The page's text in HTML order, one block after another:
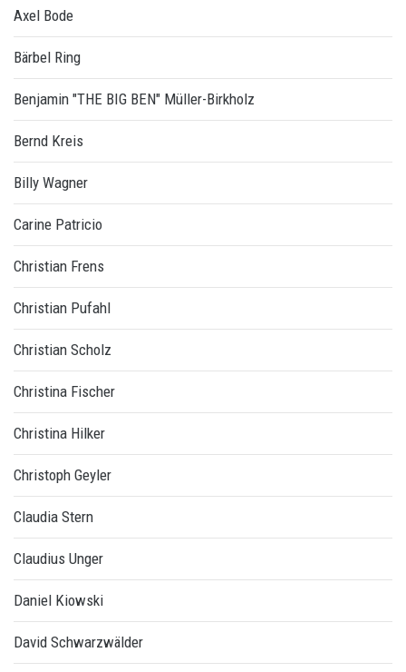
Axel Bode
Bärbel Ring
Benjamin "THE BIG BEN" Müller-Birkholz
Bernd Kreis
Billy Wagner
Carine Patricio
Christian Frens
Christian Pufahl
Christian Scholz
Christina Fischer
Christina Hilker
Christoph Geyler
Claudia Stern
Claudius Unger
Daniel Kiowski
David Schwarzwälder